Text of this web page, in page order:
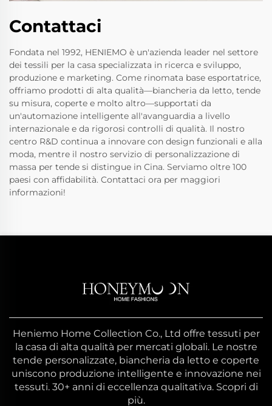
Contattaci
Fondata nel 1992, HENIEMO è un'azienda leader nel settore
dei tessili per la casa specializzata in ricerca e sviluppo,
produzione e marketing. Come rinomata base esportatrice,
offriamo prodotti di alta qualità—biancheria da letto, tende
su misura, coperte e molto altro—supportati da
un'automazione intelligente all'avanguardia a livello
internazionale e da rigorosi controlli di qualità. Il nostro
centro R&D continua a innovare con design funzionali e alla
moda, mentre il nostro servizio di personalizzazione di
massa per tende si distingue in Cina. Serviamo oltre 100
paesi con affidabilità. Contattaci ora per maggiori
informazioni!
Heniemo Home Collection Co., Ltd offre tessuti per
la casa di alta qualità per mercati globali. Le nostre
tende personalizzate, biancheria da letto e coperte
uniscono produzione intelligente e innovazione nei
tessuti. 30+ anni di eccellenza qualitativa. Scopri di
più.